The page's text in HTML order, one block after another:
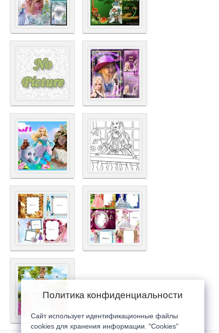
Политика конфиденциальности
Сайт использует идентификационные файлы
cookies для хранения информации. "Cookies"